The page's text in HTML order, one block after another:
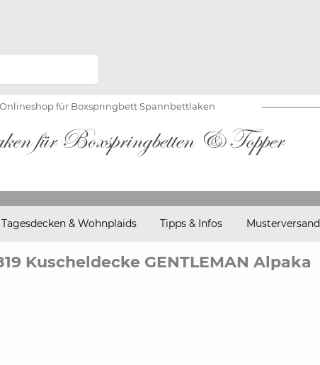
für Boxspringbett Spannbettlaken
Tagesdecken & Wohnplaids Tipps & Infos Musterversand
Kuscheldecke GENTLEMAN Alpaka